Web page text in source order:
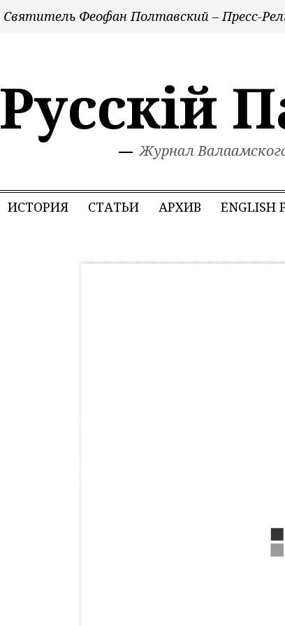
Святитель Феофан Полтавский – Пресс-
Русскiй
Журнал
ИСТОРИЯ СТАТЬИ АРХИВ ENGLISH